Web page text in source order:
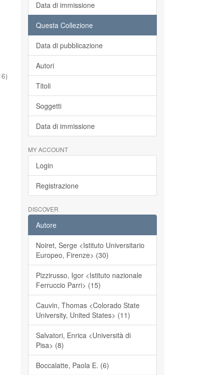
)
Data di immissione
Questa Collezione
Data di pubblicazione
Autori
Titoli
Soggetti
Data di immissione
MY ACCOUNT
Login
Registrazione
DISCOVER
Autore
Noiret, Serge <Istituto Universitario
Europeo, Firenze> (30)
Pizzirusso, Igor <Istituto nazionale
Ferruccio Parri> (15)
Cauvin, Thomas <Colorado State
University, United States> (11)
Salvatori, Enrica <Università di
Pisa> (8)
Boccalatte, Paola E. (6)